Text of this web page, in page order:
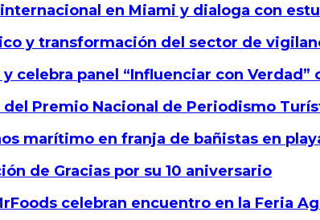
en Miami y dialoga con
y transformación del sector de
celebra panel “Influenciar con
del Premio Nacional de Periodismo
marítimo en franja de bañistas en
de Gracias por su 10 aniversario
celebran encuentro en la Feria